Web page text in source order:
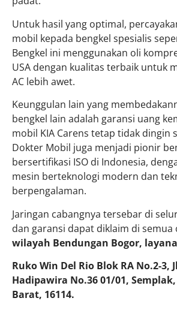
Untuk hasil yang optimal,
mobil kepada bengkel spesialis
Bengkel ini menggunakan oli
USA dengan kualitas terbaik untuk
AC lebih awet.
Keunggulan lain yang
bengkel lain adalah garansi uang
mobil KIA Carens tetap tidak dingin
Dokter Mobil juga menjadi pionir
bersertifikasi ISO di Indonesia,
mesin berteknologi modern dan
berpengalaman.
Jaringan cabangnya tersebar di
dan garansi dapat diklaim di semua
wilayah Bendungan Bogor,
Ruko Win Del Rio Blok RA No.2-3,
Hadipawira No.36 01/01,
Barat, 16114.